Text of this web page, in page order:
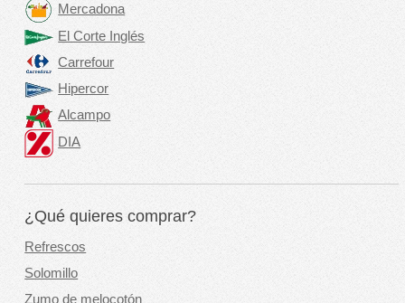
Mercadona
El Corte Inglés
Carrefour
Hipercor
Alcampo
DIA
¿Qué quieres comprar?
Refrescos
Solomillo
Zumo de melocotón